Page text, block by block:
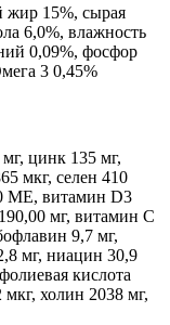
жир 15%, сырая
6,0%, влажность
0,09%, фосфор
3 0,45%
цинк 135 мг,
мкг, селен 410
МЕ, витамин D3
мг, витамин C
9,7 мг,
мг, ниацин 30,9
кислота
холин 2038 мг,